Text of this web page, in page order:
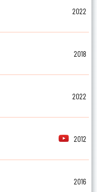
2022
2018
2022
2012
2016